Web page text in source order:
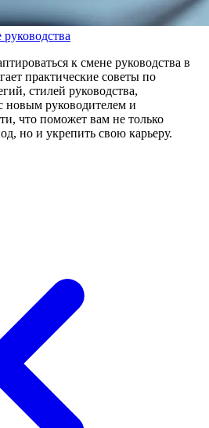
к смене руководства в
практические советы по
стилей руководства,
руководителем и
что поможет вам не только
но и укрепить свою карьеру.